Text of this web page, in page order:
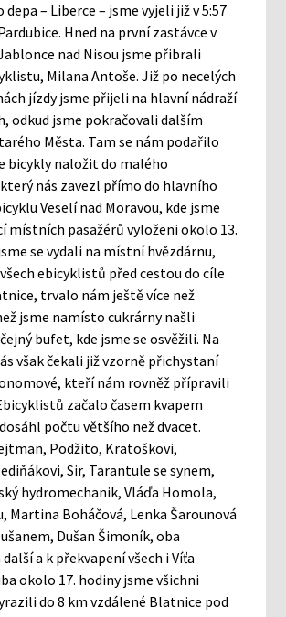
– Liberce – jsme vyjeli již v 5:57
Hned na první zastávce v
nad Nisou jsme přibrali
Milana Antoše. Již po necelých
jízdy jsme přijeli na hlavní nádraží
odkud jsme pokračovali dalším
Města. Tam se nám podařilo
bicykly naložit do malého
nás zavezl přímo do hlavního
Veselí nad Moravou, kde jsme
místních pasažérů vyloženi okolo 13.
se vydali na místní hvězdárnu,
ebicyklistů před cestou do cíle
trvalo nám ještě více než
jsme namísto cukrárny našli
bufet, kde jsme se osvěžili. Na
však čekali již vzorně přichystaní
kteří nám rovněž přípravili
začalo časem kvapem
počtu většího než dvacet.
Podžito, Kratoškovi,
Sir, Tarantule se synem,
hydromechanik, Vláďa Homola,
Martina Boháčová, Lenka Šarounová
Dušan Šimoník, oba
a k překvapení všech i Víťa
okolo 17. hodiny jsme všichni
do 8 km vzdálené Blatnice pod